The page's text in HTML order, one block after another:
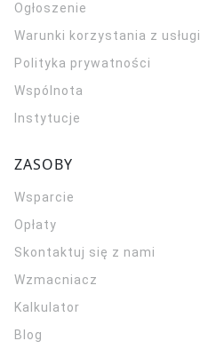
Ogłoszenie
Warunki korzystania z usługi
Polityka prywatności
Wspólnota
Instytucje
ZASOBY
Wsparcie
Opłaty
Skontaktuj się z nami
Wzmacniacz
Kalkulator
Blog